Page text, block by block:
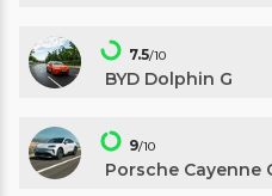
7.5/10
BYD Dolphin G
9/10
Porsche Cayenne